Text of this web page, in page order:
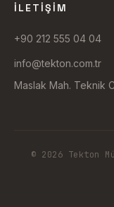
İLETIŞIM
+90 212 555 04 04
info@tekton.com.tr
Maslak Mah. Teknik
© 2026 Tekton